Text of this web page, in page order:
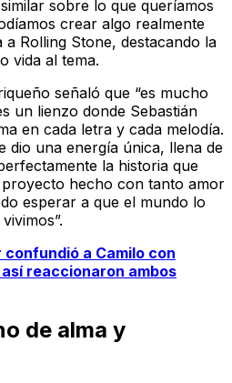
sobre lo que queríamos
crear algo realmente
a Rolling Stone, destacando la
vida al tema.
señaló que “es mucho
un lienzo donde Sebastián
en cada letra y cada melodía.
dio una energía única, llena de
la historia que
hecho con tanto amor
esperar a que el mundo lo
confundió a Camilo con
reaccionaron ambos
de alma y